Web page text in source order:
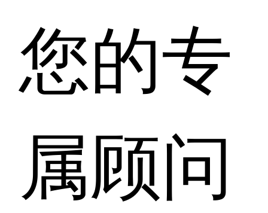
您的专
属顾问